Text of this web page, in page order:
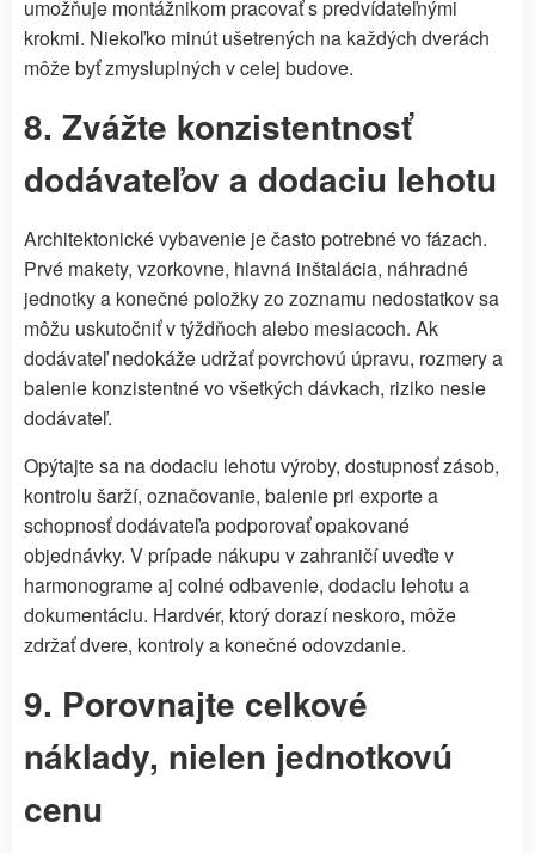
umožňuje montážnikom pracovať s predvídateľnými
krokmi. Niekoľko minút ušetrených na každých dverách
môže byť zmysluplných v celej budove.
8. Zvážte konzistentnosť
dodávateľov a dodaciu lehotu
Architektonické vybavenie je často potrebné vo fázach.
Prvé makety, vzorkovne, hlavná inštalácia, náhradné
jednotky a konečné položky zo zoznamu nedostatkov sa
môžu uskutočniť v týždňoch alebo mesiacoch. Ak
dodávateľ nedokáže udržať povrchovú úpravu, rozmery a
balenie konzistentné vo všetkých dávkach, riziko nesie
dodávateľ.
Opýtajte sa na dodaciu lehotu výroby, dostupnosť zásob,
kontrolu šarží, označovanie, balenie pri exporte a
schopnosť dodávateľa podporovať opakované
objednávky. V prípade nákupu v zahraničí uveďte v
harmonograme aj colné odbavenie, dodaciu lehotu a
dokumentáciu. Hardvér, ktorý dorazí neskoro, môže
zdržať dvere, kontroly a konečné odovzdanie.
9. Porovnajte celkové
náklady, nielen jednotkovú
cenu